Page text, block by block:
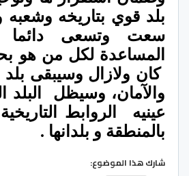
بلد قوي بتاريخه وشعبه
سعت وتسعى
المساعدة لكل من هو
كان ولازال وسيبقى بلد
والآمان، وسيظل
عينيه
الروابط
بالمنطقة و بلدانها .
شارك هذا الموضوع: